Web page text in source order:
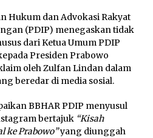
Hukum dan Advokasi Rakyat
(PDIP) menegaskan tidak
dari Ketua Umum PDIP
Presiden Prabowo
oleh Zulfan Lindan dalam
beredar di media sosial.
BBHAR PDIP menyusul
bertajuk “Kisah
ke Prabowo”yang diunggah